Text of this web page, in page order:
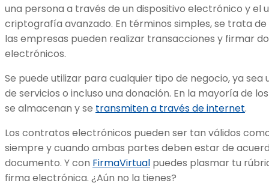
una persona a través de un dispositivo electrónico y el
criptografía avanzado. En términos simples, se trata
las empresas pueden realizar transacciones y firmar
electrónicos.
Se puede utilizar para cualquier tipo de negocio, ya
de servicios o incluso una donación. En la mayoría de
se almacenan y se transmiten a través de internet.
Los contratos electrónicos pueden ser tan válidos
siempre y cuando ambas partes deben estar de
documento. Y con FirmaVirtual puedes plasmar tu
firma electrónica. ¿Aún no la tienes?